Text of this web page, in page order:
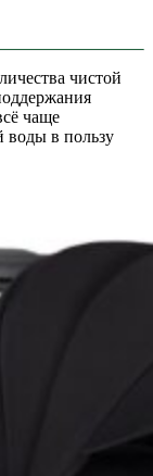
чистой
чаще
воды в пользу